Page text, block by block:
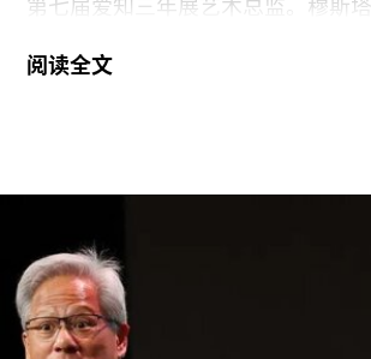
第七届爱知三年展艺术总监。穆斯
是其卓越的策展履历，以及能够为三
间，他曾担任新加坡国家美术馆高
部主管。2015年，他策划了第56届
加坡馆。穆斯塔法还于2018年共同
峰会，目前他正参与筹备将于2026
阅读全文